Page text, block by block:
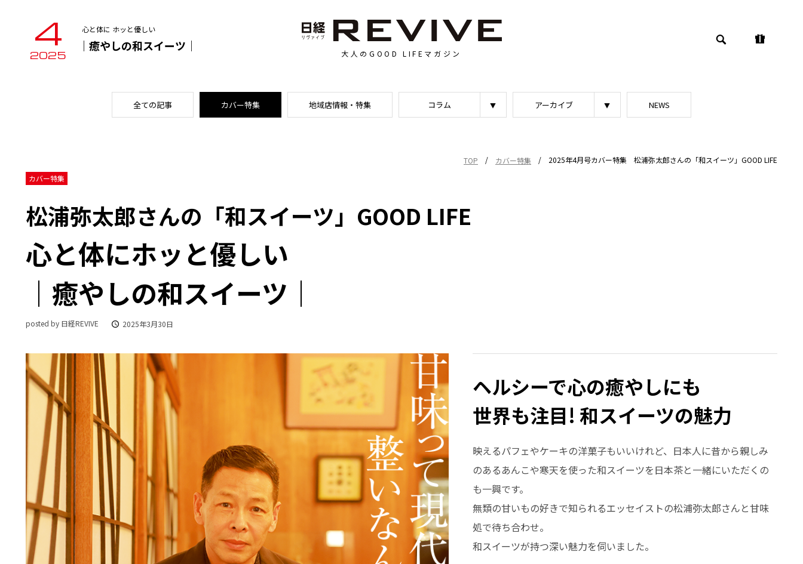
4
2025
心と体に ホッと優しい
｜癒やしの和スイーツ｜
大人のGOOD LIFEマガジン
全ての記事 カバー特集 地域店情報・特集 コラム アーカイブ NEWS
TOP / カバー特集 /
2025年4月号カバー特集 松浦弥太郎さんの「和スイーツ」GOOD LIFE
カバー特集
松浦弥太郎さんの「和スイーツ」GOOD LIFE
心と体にホッと優しい
｜癒やしの和スイーツ｜
posted by 日経REVIVE 2025年3月30日
ヘルシーで心の癒やしにも
世界も注目! 和スイーツの魅力
映えるパフェやケーキの洋菓子もいいけれど、日本人に昔から親しみ
のあるあんこや寒天を使った和スイーツを日本茶と一緒にいただくの
も一興です。
無類の甘いもの好きで知られるエッセイストの松浦弥太郎さんと甘味
処で待ち合わせ。
和スイーツが持つ深い魅力を伺いました。